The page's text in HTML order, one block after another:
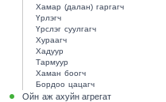
Хамар (далан) гаргагч
Үрлэгч
Үрслэг суулгагч
Хураагч
Хадуур
Тармуур
Хаман боогч
Бордоо цацагч
Ойн аж ахуйн агрегат